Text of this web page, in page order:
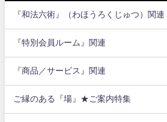
『和法六術』（わほうろくじゅつ）関連
『特別会員ルーム』関連
『商品／サービス』関連
ご縁のある『場』★ご案内特集